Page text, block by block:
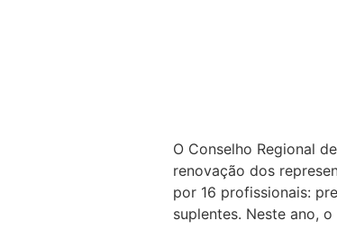
O Conselho Regional
renovação dos
por 16 profissionais:
suplentes. Neste ano,